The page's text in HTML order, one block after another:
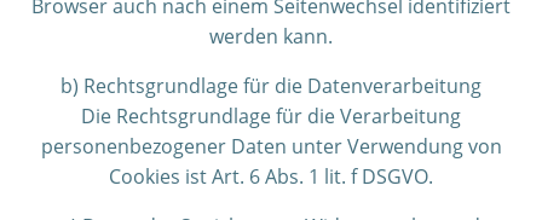
Browser auch nach einem Seitenwechsel identifiziert
werden kann.
b) Rechtsgrundlage für die Datenverarbeitung
Die Rechtsgrundlage für die Verarbeitung
personenbezogener Daten unter Verwendung von
Cookies ist Art. 6 Abs. 1 lit. f DSGVO.